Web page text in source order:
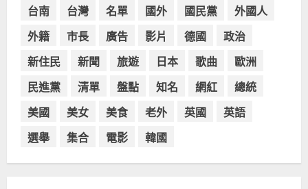
2023-
08-03
台南
台灣 名單 國外 國民黨
外國人
外籍
市長 廣告 影片 德國
政治
新住民
新聞 旅遊 日本 歌曲
歐洲
民進黨
清單 盤點 知名 網紅
總統
美國
美女 美食 老外 英國
英語
選舉
集合 電影 韓國